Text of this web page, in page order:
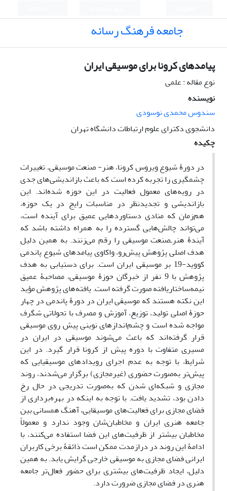
جامعه فرهنگ رسانه
پیامدهای کرونا برای موسیقی ایران
نوع مقاله : علمی
نویسنده
سندوس محمدی نوسودی
دانشجوی دکترای علوم ارتباطات دانشگاه تهران
چکیده
در دورۀ شیوع ویروس کرونا، هنر- صنعت موسیقی، تغییرات
چشمگیری را تجربه کرده است که باعث بازاندیشی‌های جدی
در رویه‌های معمول فعالیت در این حوزه شده‌اند. این
بازاندیشی و تجدیدنظر در مناسبات رایج در یک حوزه،
هم‌زمان که منادی دستاوردهایی عمیق برای آینده است،
می‌تواند چالش‌هایی گسترده را به همراه داشته باشد که
آیندۀ هنرـ‌صنعت موسیقی را رقم می‌زنند. به همین دلیل
هدف اصلی پژوهش پیش‌رو، واکاوی پیامدهای شیوع پاندمی
کووید-19 بر موسیقی ایران است. برای دستیابی به هدف
پژوهش با 9 نفر از خبرگان حوزۀ موسیقی، مصاحبۀ عمیق
نیمه‌ساختاریافته صورت گرفته است. یافته‌های پژوهش مؤید
این نکته هستند که موسیقی ایران در دورۀ پاندمی در چهار
حوزۀ اصلی تولید، توزیع، آموزش و مصرف با تحولاتی شگرف
مواجه شده است و چشم‌اندازهای نوینی پیش روی موسیقی
قرار گرفته‌اند که باعث می‌شوند موسیقی در ایران در
مسیری متفاوت با دوره پیش از کرونا قرار گیرد. در این
شرایط، با توجه به عدم اجرای رویدادهای موسیقیایی که
پیش‌تر به‌صورت حضوری (غیرمجازی) برگزار می‌شدند، روند
مجازی و شبکه‌ای شدن که به‌صورت تدریجی در حال رخ
دادن بود، تشدید یافت. با توجه به اینکه در بهره‌برداری از
فضای مجازی برای فعالیت‌های موسیقایی، آهنگ همسانی بین
جامعه هنری ایران و مخاطبان‌شان وجود ندارد و معمولاً
مخاطبان بیشتر از ظرفیت‌های این فضا استفاده می‌کنند، با
ادامۀ این روند در درازمدت ممکن است ذائقۀ برخی کاربران
ایرانی فضای مجازی به موسیقی خارجی گرایش یابد. به همین
دلیل، ایجاد ظرفیت‌های بیشتری برای حضور فعال‌تر جامعه
هنری در فضای مجازی ضرورت دارد.